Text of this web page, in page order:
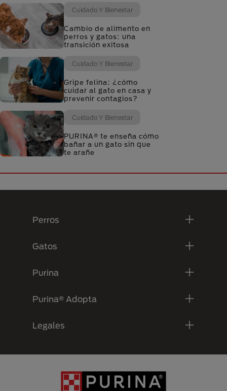
Cuidado Y Bienestar
Cambio de alimento en
perros y gatos: una
transición exitosa
Cuidado Y Bienestar
Gripe felina: ¿cómo
cuidar al gato en casa y
prevenir contagios?
Cuidado Y Bienestar
PURINA® te enseña cómo
bañar a un gato sin que
te arañe
Perros
Gatos
Purina
Purina® Adopta
Legales